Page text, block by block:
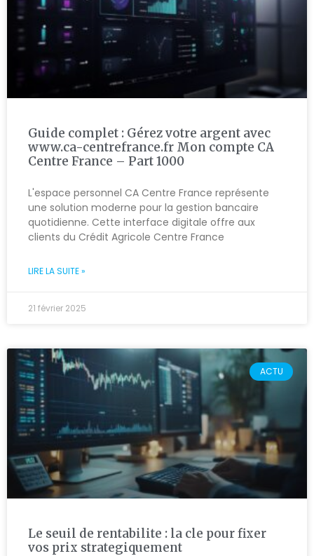
Guide complet : Gérez votre argent avec
www.ca-centrefrance.fr Mon compte CA
Centre France – Part 1000
L'espace personnel CA Centre France représente
une solution moderne pour la gestion bancaire
quotidienne. Cette interface digitale offre aux
clients du Crédit Agricole Centre France
LIRE LA SUITE »
21 février 2025
ACTU
Le seuil de rentabilite : la cle pour fixer
vos prix strategiquement